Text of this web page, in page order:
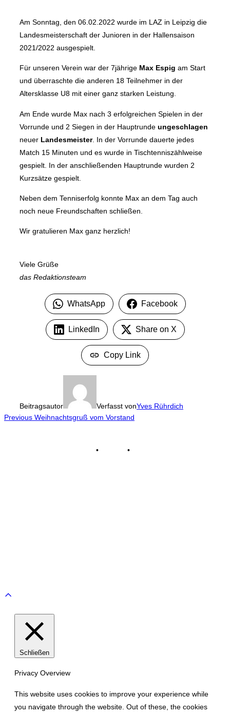
Am Sonntag, den 06.02.2022 wurde im LAZ in Leipzig die
Landesmeisterschaft der Junioren in der Hallensaison
2021/2022 ausgespielt.
Für unseren Verein war der 7jährige Max Espig am Start
und überraschte die anderen 18 Teilnehmer in der
Altersklasse U8 mit einer ganz starken Leistung.
Am Ende wurde Max nach 3 erfolgreichen Spielen in der
Vorrunde und 2 Siegen in der Hauptrunde ungeschlagen
neuer Landesmeister. In der Vorrunde dauerte jedes
Match 15 Minuten und es wurde in Tischtenniszählweise
gespielt. In der anschließenden Hauptrunde wurden 2
Kurzsätze gespielt.
Neben dem Tenniserfolg konnte Max an dem Tag auch
noch neue Freundschaften schließen.
Wir gratulieren Max ganz herzlich!
Viele Grüße
das Redaktionsteam
WhatsApp Facebook
LinkedIn Share on X
Copy Link
Beitragsautor Verfasst vonYves Rührdich
Beitragsnavigation
Previous
Previous Weihnachtsgruß vom Vorstand
• •
Schließen
Privacy Overview
This website uses cookies to improve your experience while
you navigate through the website. Out of these, the cookies